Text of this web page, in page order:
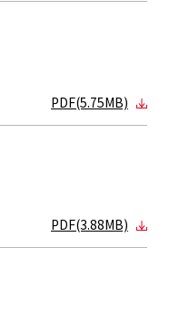
PDF(5.75MB)
PDF(3.88MB)